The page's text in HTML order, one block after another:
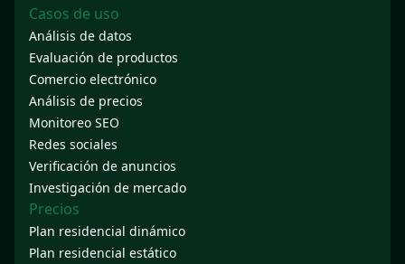
Casos de uso
Análisis de datos
Evaluación de productos
Comercio electrónico
Análisis de precios
Monitoreo SEO
Redes sociales
Verificación de anuncios
Investigación de mercado
Precios
Plan residencial dinámico
Plan residencial estático